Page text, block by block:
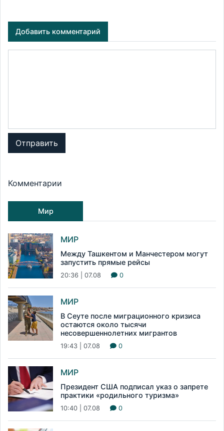
Добавить комментарий
Отправить
Комментарии
Мир
МИР
Между Ташкентом и Манчестером могут
запустить прямые рейсы
20:36 | 07.08 0
МИР
В Сеуте после миграционного кризиса
остаются около тысячи
несовершеннолетних мигрантов
19:43 | 07.08 0
МИР
Президент США подписал указ о запрете
практики «родильного туризма»
10:40 | 07.08 0